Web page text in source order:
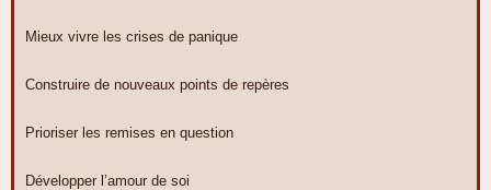
Mieux vivre les crises de panique
Construire de nouveaux points de repères
Prioriser les remises en question
Développer l’amour de soi